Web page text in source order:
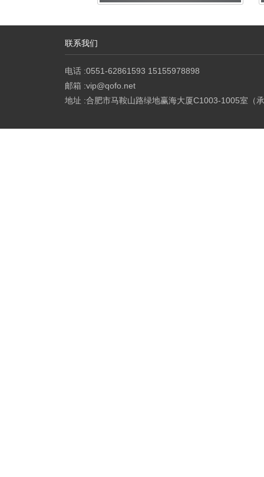
联系我们
电话 :0551-62861593 15155978898
邮箱 :vip@qofo.net
地址 :合肥市马鞍山路绿地赢海大厦C1003-1005室（